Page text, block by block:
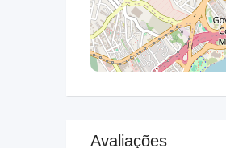
Avaliações